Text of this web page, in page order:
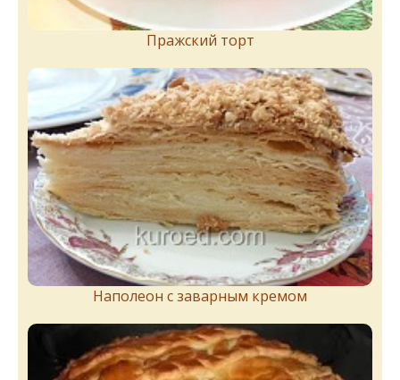
Пражский торт
Наполеон с заварным кремом